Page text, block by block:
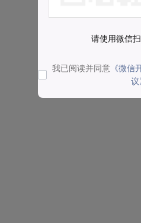
请使用微信
我已阅读并同意 《微信
议